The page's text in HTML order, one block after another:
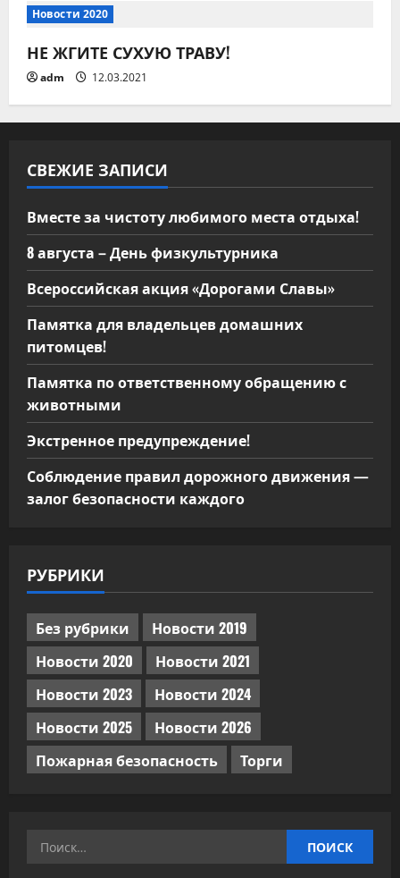
п
и
с
м
Новости 2020
НЕ ЖГИТЕ СУХУЮ ТРАВУ!
adm 12.03.2021
СВЕЖИЕ ЗАПИСИ
Вместе за чистоту любимого места отдыха!
8 августа – День физкультурника
Всероссийская акция «Дорогами Славы»
Памятка для владельцев домашних
питомцев!
Памятка по ответственному обращению с
животными
Экстренное предупреждение!
Соблюдение правил дорожного движения —
залог безопасности каждого
РУБРИКИ
Без рубрики
Новости 2019
Новости 2020
Новости 2021
Новости 2023
Новости 2024
Новости 2025
Новости 2026
Пожарная безопасность
Торги
Найти: